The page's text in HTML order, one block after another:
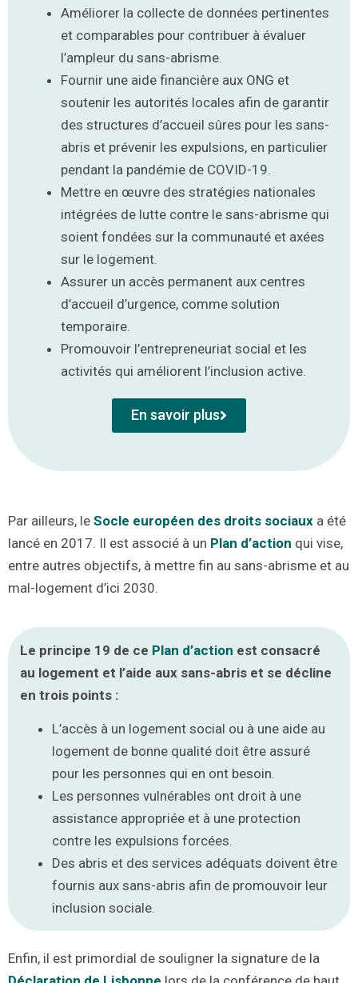
Améliorer la collecte de données pertinentes
et comparables pour contribuer à évaluer
l’ampleur du sans-abrisme.
Fournir une aide financière aux ONG et
soutenir les autorités locales afin de garantir
des structures d’accueil sûres pour les sans-
abris et prévenir les expulsions, en particulier
pendant la pandémie de COVID-19.
Mettre en œuvre des stratégies nationales
intégrées de lutte contre le sans-abrisme qui
soient fondées sur la communauté et axées
sur le logement.
Assurer un accès permanent aux centres
d’accueil d’urgence, comme solution
temporaire.
Promouvoir l’entrepreneuriat social et les
activités qui améliorent l’inclusion active.
En savoir plus
Par ailleurs, le Socle européen des droits sociaux a été
lancé en 2017. Il est associé à un Plan d’action qui vise,
entre autres objectifs, à mettre fin au sans-abrisme et au
mal-logement d’ici 2030.
Le principe 19 de ce Plan d’action est consacré
au logement et l’aide aux sans-abris et se décline
en trois points :
L’accès à un logement social ou à une aide au
logement de bonne qualité doit être assuré
pour les personnes qui en ont besoin.
Les personnes vulnérables ont droit à une
assistance appropriée et à une protection
contre les expulsions forcées.
Des abris et des services adéquats doivent être
fournis aux sans-abris afin de promouvoir leur
inclusion sociale.
Enfin, il est primordial de souligner la signature de la